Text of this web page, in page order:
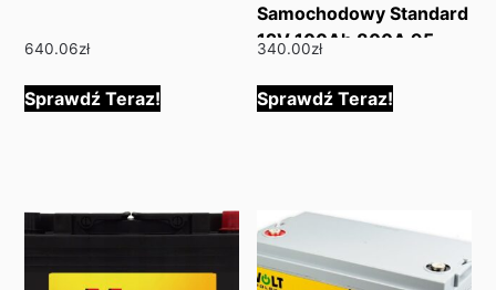
640.06zł
Sprawdź Teraz!
Samochodowy Standard
12V 100Ah 800A 95
340.00zł
Sprawdź Teraz!